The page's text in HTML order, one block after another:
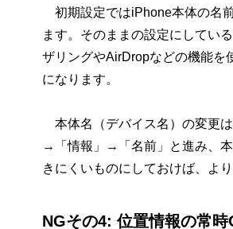
初期設定ではiPhone本体の名
ます。そのままの設定にしてい
ザリングやAirDropなどの機能を
になります。
本体名（デバイス名）の変更
→「情報」→「名前」と進み、
きにくいものにしておけば、より
NGその4: 位置情報の常時